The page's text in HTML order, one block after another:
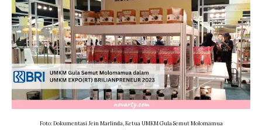
Foto: Dokumentasi Jein Marlinda, Ketua UMKM Gula Semut Molomamua